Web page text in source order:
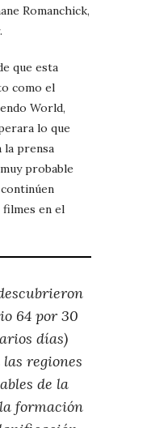
Romanchick,
que esta
como el
World,
lo que
la prensa
probable
en el
64 por 30
días)
regiones
de la
formación